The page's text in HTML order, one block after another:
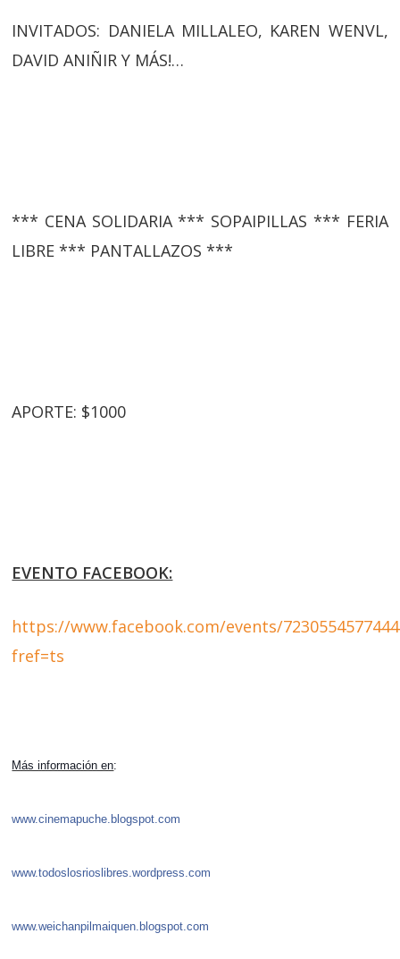
INVITADOS: DANIELA MILLALEO, KAREN WENVL,
DAVID ANIÑIR Y MÁS!…
*** CENA SOLIDARIA *** SOPAIPILLAS *** FERIA
LIBRE *** PANTALLAZOS ***
APORTE: $1000
EVENTO FACEBOOK:
https://www.facebook.com/events/
fref=ts
Más información en:
www.cinemapuche.blogspot.com
www.todoslosrioslibres.wordpress.com
www.weichanpilmaiquen.blogspot.com